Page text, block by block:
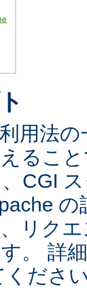
用法
るこ
CGI
リク
。 詳
くださ